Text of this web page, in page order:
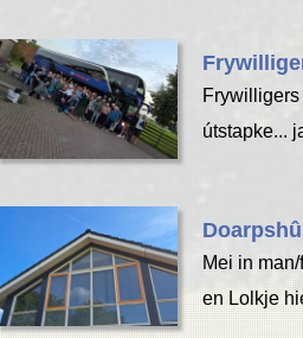
útstapke...
Mei in
en Lolkje